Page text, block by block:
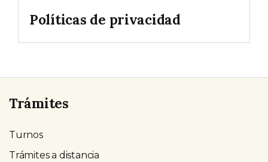
Políticas de privacidad
Trámites
Turnos
Trámites a distancia